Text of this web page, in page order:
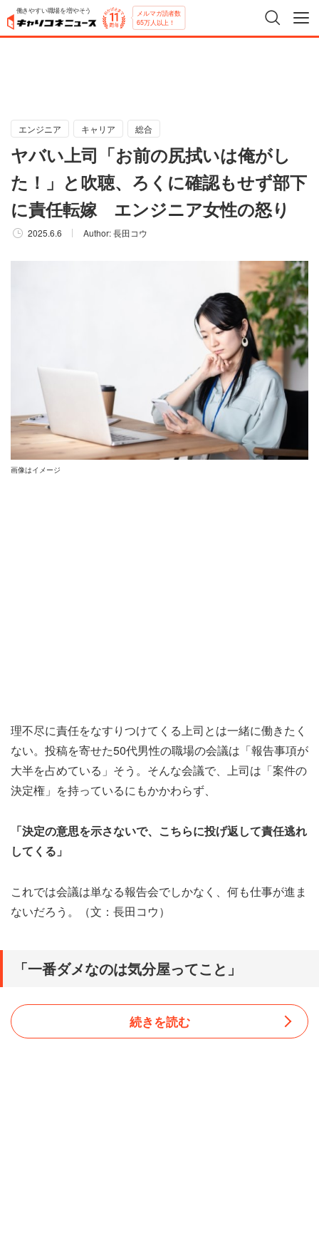
働きやすい職場を増やそう メルマガ読者数
65万人以上！
エンジニア キャリア 総合
ヤバい上司「お前の尻拭いは俺がし
た！」と吹聴、ろくに確認もせず部下
に責任転嫁 エンジニア女性の怒り
2025.6.6 Author:長田コウ
画像はイメージ
理不尽に責任をなすりつけてくる上司とは一緒に働きたく
ない。投稿を寄せた50代男性の職場の会議は「報告事項が
大半を占めている」そう。そんな会議で、上司は「案件の
決定権」を持っているにもかかわらず、
「決定の意思を示さないで、こちらに投げ返して責任逃れ
してくる」
これでは会議は単なる報告会でしかなく、何も仕事が進ま
ないだろう。（文：長田コウ）
「一番ダメなのは気分屋ってこと」
続きを読む